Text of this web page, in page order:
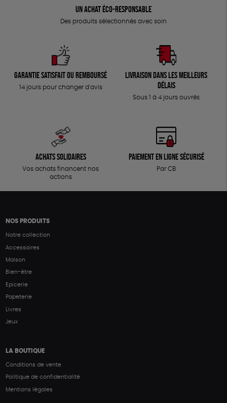
Un achat éco-responsable
Des produits sélectionnés avec soin
Garantie satisfait ou remboursé
14 jours pour changer d'avis
Livraison dans les meilleurs
délais
Sous 1 à 4 jours ouvrés
Achats solidaires
Vos achats financent nos
actions
Paiement en ligne sécurisé
Par CB
NOS PRODUITS
Notre collection
Accessoires
Maison
Bien-être
Epicerie
Papeterie
Livres
Jeux
LA BOUTIQUE
Conditions de vente
Politique de confidentialité
Mentions légales